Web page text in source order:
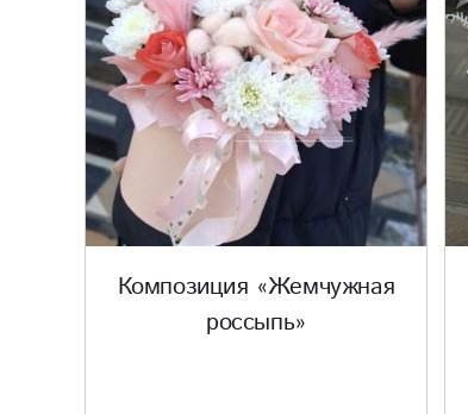
Композиция «Жемчужная
россыпь»